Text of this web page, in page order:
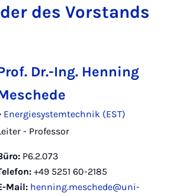
des Vor­stands
Dr.-Ing. Henning
Energiesystemtechnik (EST)
- Professor
P6.2.073
+49 5251 60-2185
Mail: henning.meschede@uni-